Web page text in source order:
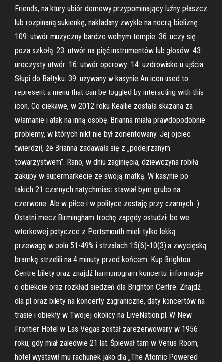
Friends, na ktury ubiór domowy przypominający luźny płaszcz
lub rozpinaną sukienkę, nakładany zwykle na nocną bieliznę:
109: utwór muzyczny bardzo wolnym tempie: 36: uczy się
poza szkołą: 23: utwór na pięć instrumentów lub głosów: 43:
uroczysty utwór: 16: utwór operowy: 14: uzdrowisko u ujścia
Słupi do Bałtyku: 39: używany w kasynie An icon used to
represent a menu that can be toggled by interacting with this
icon. Co ciekawe, w 2012 roku Keallie została skazana za
włamanie i atak na inną osobę. Brianna miała prawdopodobnie
problemy, w których nikt nie był zorientowany. Jej ojciec
twierdził, że Brianna zadawała się z „podejrzanym
towarzystwem”. Rano, w dniu zaginięcia, dziewczyna robiła
zakupy w supermarkecie ze swoją matką. W kasynie po
takich 21 czarnych natychmiast stawiał bym grubo na
czerwone. Ale w piłce i w polityce zostaję przy czarnych :)
Ostatni mecz Birmingham trochę zapędy ostudził bo we
wtorkowej potyczce z Portsmouth mieli tylko lekką
przewagę w polu 51-49% i strzałach 15(6)-10(3) a zwycięską
bramkę strzelili na 4 minuty przed końcem. Kup Brighton
Centre bilety oraz znajdź harmonogram koncertu, informacje
o obiekcie oraz rozkład siedzeń dla Brighton Centre. Znajdź
dla pl oraz bilety na koncerty zagraniczne, daty koncertów na
trasie i obiekty w Twojej okolicy na LiveNation.pl. W New
Frontier Hotel w Las Vegas został zarezerwowany w 1956
roku, gdy miał zaledwie 21 lat. Śpiewał tam w Venus Room,
hotel wystawił mu rachunek jako dla „The Atomic Powered